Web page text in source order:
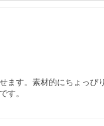
す。素材的にちょっ
す。